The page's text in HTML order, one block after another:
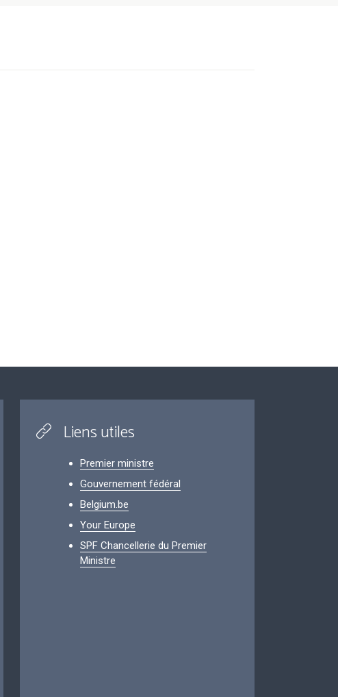
Liens utiles
Premier ministre
Gouvernement fédéral
Belgium.be
Your Europe
SPF Chancellerie du Premier
Ministre